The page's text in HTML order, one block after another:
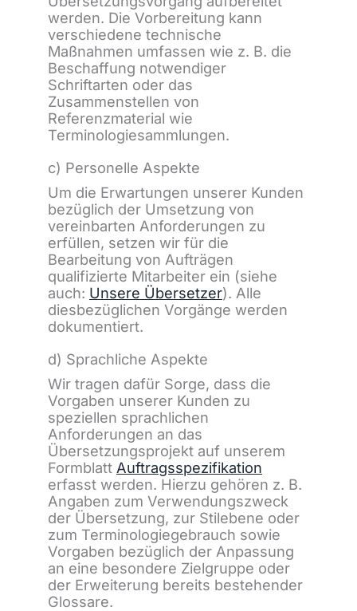
werden. Die Vorbereitung kann
verschiedene technische
Maßnahmen umfassen wie z. B. die
Beschaffung notwendiger
Schriftarten oder das
Zusammenstellen von
Referenzmaterial wie
Terminologiesammlungen.
c) Personelle Aspekte
Um die Erwartungen unserer Kunden
bezüglich der Umsetzung von
vereinbarten Anforderungen zu
erfüllen, setzen wir für die
Bearbeitung von Aufträgen
qualifizierte Mitarbeiter ein (siehe
auch: Unsere Übersetzer). Alle
diesbezüglichen Vorgänge werden
dokumentiert.
d) Sprachliche Aspekte
Wir tragen dafür Sorge, dass die
Vorgaben unserer Kunden zu
speziellen sprachlichen
Anforderungen an das
Übersetzungsprojekt auf unserem
Formblatt Auftragsspezifikation
erfasst werden. Hierzu gehören z. B.
Angaben zum Verwendungszweck
der Übersetzung, zur Stilebene oder
zum Terminologiegebrauch sowie
Vorgaben bezüglich der Anpassung
an eine besondere Zielgruppe oder
der Erweiterung bereits bestehender
Glossare.